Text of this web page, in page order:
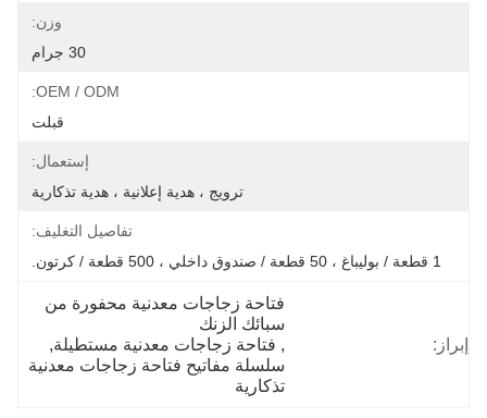
وزن:
30 جرام
OEM / ODM:
قبلت
إستعمال:
ترويج ، هدية إعلانية ، هدية تذكارية
تفاصيل التغليف:
إبراز:
فتاحة زجاجات معدنية محفورة من
سبائك الزنك
, فتاحة زجاجات معدنية مستطيلة,
سلسلة مفاتيح فتاحة زجاجات معدنية
تذكارية